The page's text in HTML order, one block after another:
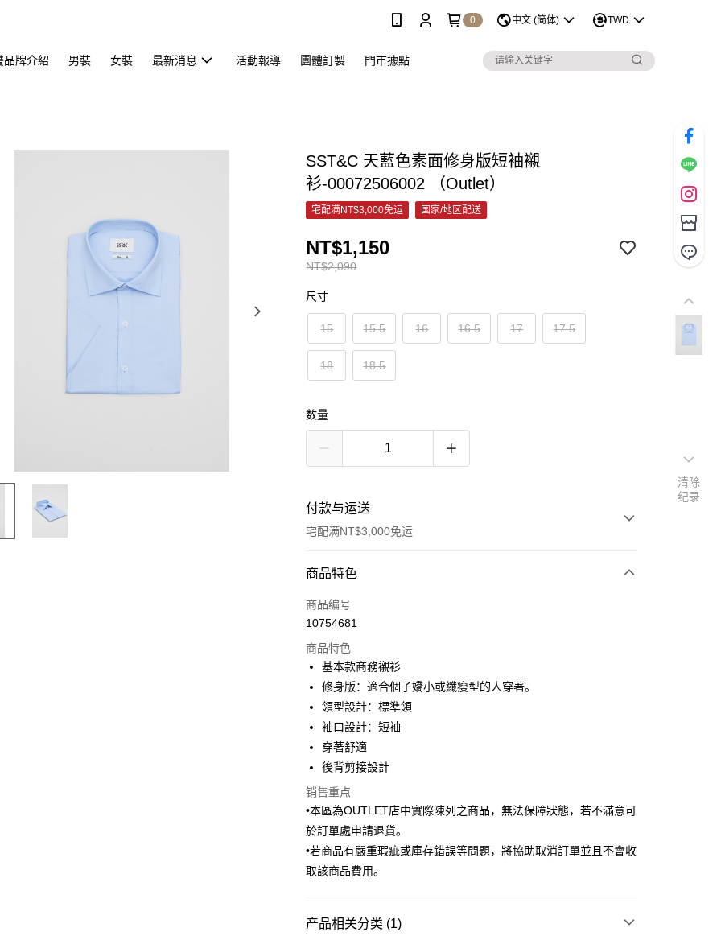
0 中文 (简体) TWD
品牌介紹 男裝 女裝 最新消息 活動報導 團體訂製 門市據點
SST&C 天藍色素面修身版短袖襯
衫-00072506002 （Outlet）
宅配满NT$3,000免运 国家/地区配送
NT$2,090
NT$1,150
尺寸
15 15.5 16 16.5 17 17.5
18 18.5
数量
付款与运送
宅配满NT$3,000免运
付款方式
信用卡一次付款
3期 0利率，每期
合作金库商业银行
第一商业银行
华南商业银行
国泰世华商业银行
台湾中小企业银行
汇丰（台湾）商业银行
联邦商业银行
玉山商业银行
星展（台湾）商业银行
台新国际商业银行
台湾乐天信用卡公司
6期 0利率，每期NT$191
合作金库商业银行
华南商业银行
上海商业储蓄银行
台湾中小企业银行
汇丰（台湾）商业银行
联邦商业银行
远东国际商业银行
元大商业银行
台新国际商业银行
中国信托商业银行
台湾乐天信用卡公司
LINE Pay
Apple Pay
街口支付
悠遊付
Google Pay
ATM付款
商品特色
商品编号
10754681
商品特色
基本款商務襯衫
修身版：適合個子嬌小或纖瘦型的人穿著。
領型設計：標準領
袖口設計：短袖
穿著舒適
後背剪接設計
销售重点
•本區為OUTLET店中實際陳列之商品，無法保障狀態，若不滿意可
於訂單處申請退貨。
•若商品有嚴重瑕疵或庫存錯誤等問題，將協助取消訂單並且不會收
取該商品費用。
产品相关分类 (1)
清除
纪录